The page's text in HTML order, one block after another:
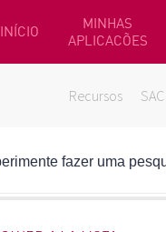
INÍCIO
MINHAS
APLICACÕES
Recursos SAC